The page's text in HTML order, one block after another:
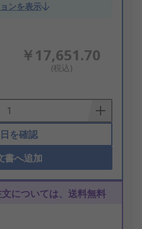
ンを表示
￥17,651.70
(税込)
を確認
書へ追加
については、送料無料